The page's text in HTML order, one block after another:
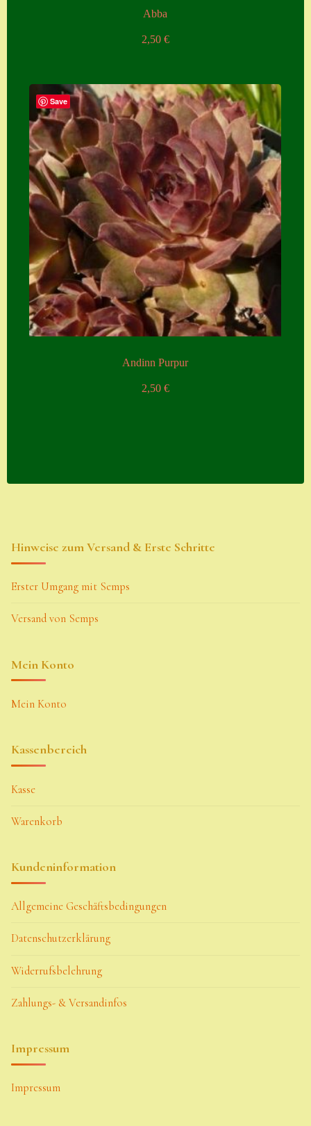
Abba
2,50 €
Save
Andinn Purpur
2,50 €
Hinweise zum Versand & Erste Schritte
Erster Umgang mit Semps
Versand von Semps
Mein Konto
Mein Konto
Kassenbereich
Kasse
Warenkorb
Kundeninformation
Allgemeine Geschäftsbedingungen
Datenschutzerklärung
Widerrufsbelehrung
Zahlungs- & Versandinfos
Impressum
Impressum